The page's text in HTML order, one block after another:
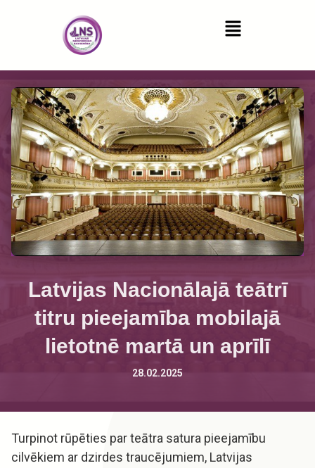
Latvijas Nacionālajā teātrī
titru pieejamība mobilajā
lietotnē martā un aprīlī
28.02.2025
Turpinot rūpēties par teātra satura pieejamību
cilvēkiem ar dzirdes traucējumiem, Latvijas